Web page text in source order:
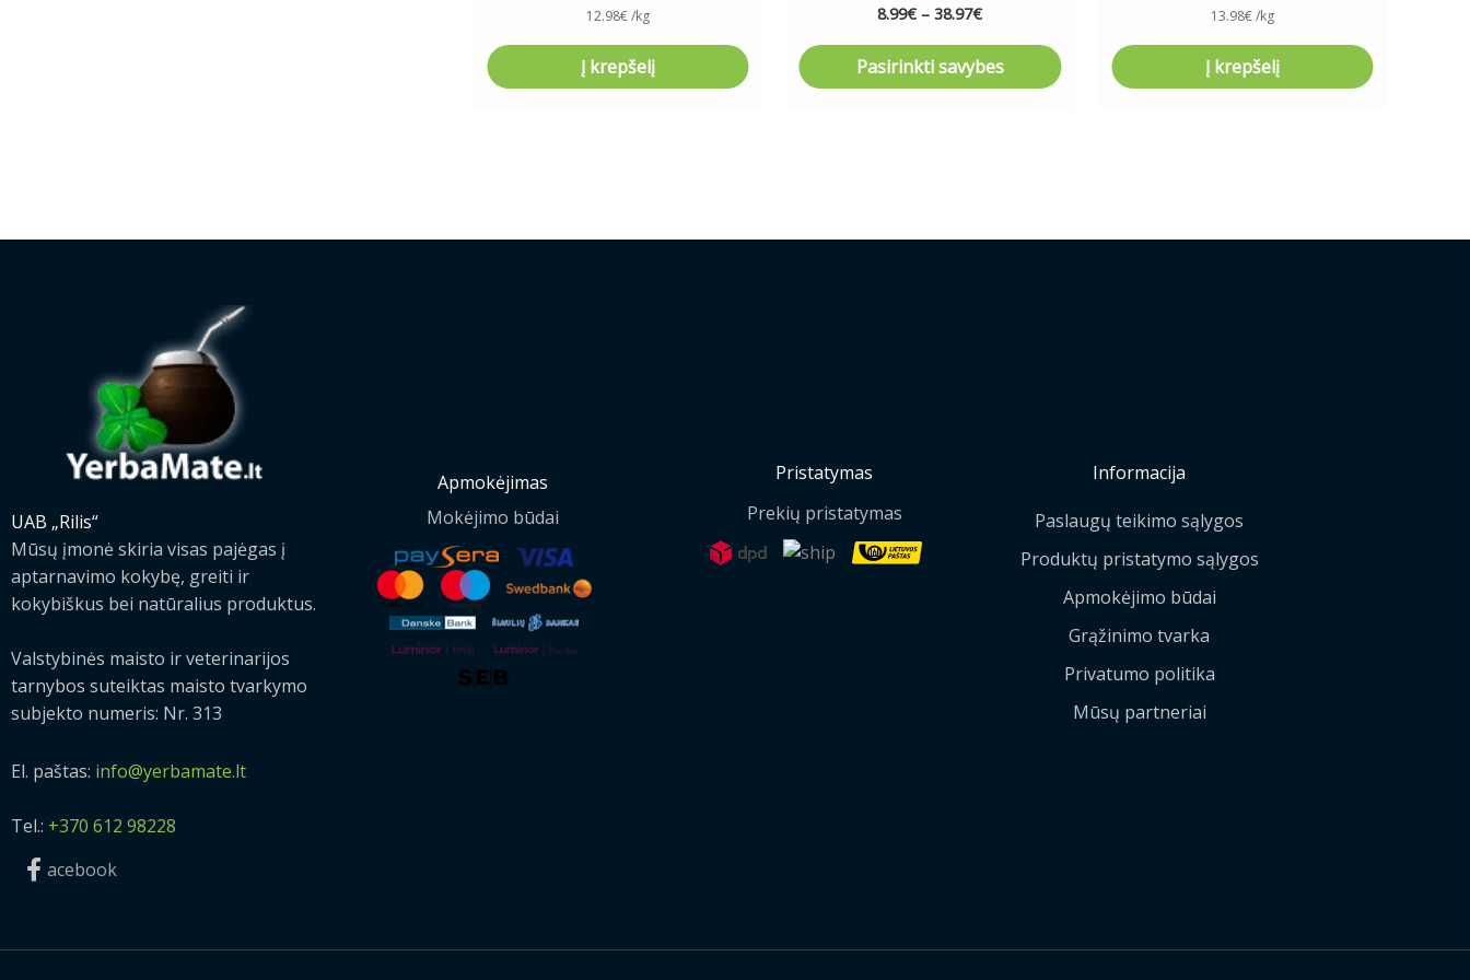
12.98€/kg
Į krepšelį
8.99€ – 38.97€
Pasirinkti savybes
13.98€/kg
Į krepšelį
UAB „Rilis“
Mūsų įmonė skiria visas pajėgas į
aptarnavimo kokybę, greiti ir
kokybiškus bei natūralius produktus.
Valstybinės maisto ir veterinarijos
tarnybos suteiktas maisto tvarkymo
subjekto numeris: Nr. 313
El. paštas: info@yerbamate.lt
Tel.: +370 612 98228
acebook
Apmokėjimas
Mokėjimo būdai
Pristatymas
Prekių pristatymas
Informacija
Paslaugų teikimo sąlygos
Produktų pristatymo sąlygos
Apmokėjimo būdai
Grąžinimo tvarka
Privatumo politika
Mūsų partneriai